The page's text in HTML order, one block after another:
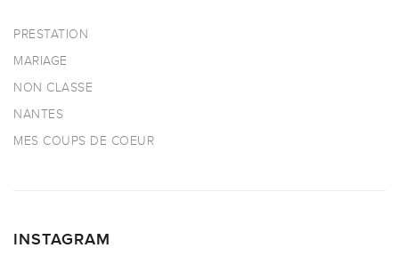
PRESTATION
MARIAGE
NON CLASSE
NANTES
MES COUPS DE COEUR
INSTAGRAM